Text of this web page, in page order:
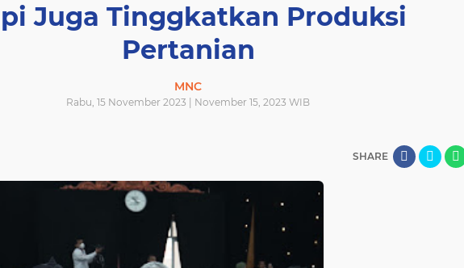
Juga Tinggkatkan Produksi
Pertanian
MNC
Rabu, 15 November 2023 | November 15, 2023 WIB
SHARE